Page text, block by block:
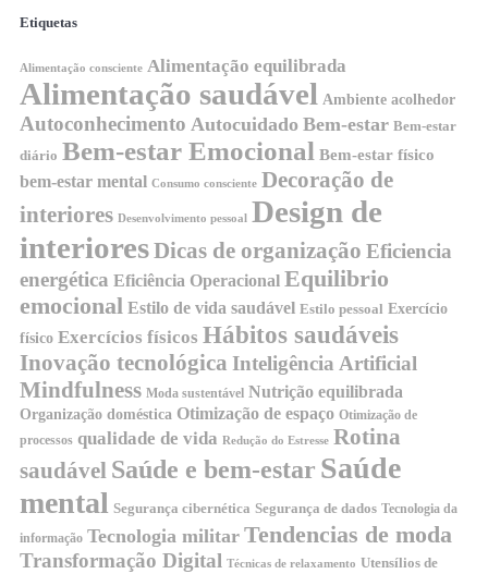
Etiquetas
Alimentação consciente Alimentação equilibrada
Alimentação saudável Ambiente acolhedor
Autoconhecimento Autocuidado Bem-estar Bem-estar
diário Bem-estar Emocional Bem-estar físico
bem-estar mental Consumo consciente Decoração de
interiores Desenvolvimento pessoal
Design de
interioresDicas de organização Eficiencia
energética Eficiência Operacional Equilibrio
emocional Estilo de vida saudável Estilo pessoal Exercício
físico Exercícios físicos Hábitos saudáveis
Inovação tecnológica Inteligência Artificial
Mindfulness Moda sustentável Nutrição equilibrada
Organização doméstica Otimização de espaço Otimização de
processos qualidade de vida Redução do Estresse Rotina
saudável Saúde e bem-estar Saúde
mental Segurança cibernética Segurança de dados Tecnologia da
informação Tecnologia militar Tendencias de moda
Transformação Digital Técnicas de relaxamento Utensílios de